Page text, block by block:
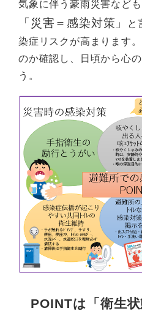
気象に伴う豪雨災害など
「災害＝感染対策」
と
染症リスクが高まります
のか確認し、日頃から心
う。
POINTは「衛生状